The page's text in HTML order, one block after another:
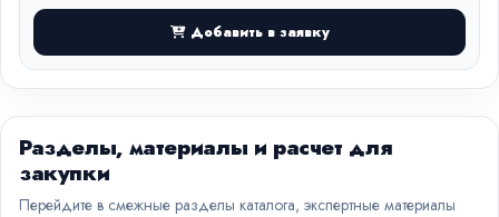
Добавить в заявку
Разделы, материалы и расчет для
закупки
Перейдите в смежные разделы каталога, экспертные материалы